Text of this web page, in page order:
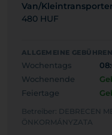
Van/
480 HUF
ALLGEMEINE
Wochentags
Wochenende
Feiertage
Betreiber: DEBRECEN
ÖNKORMÁNYZATA